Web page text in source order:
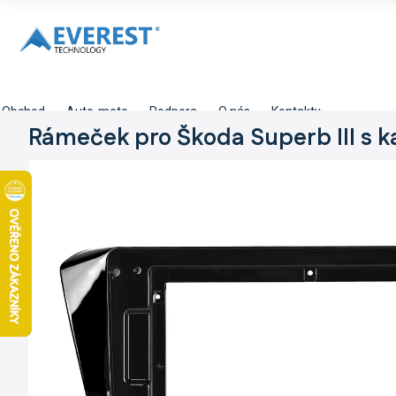
obsah
Obchod Auto-moto Podpora O nás Kontakty
Rámeček pro Škoda Superb III s